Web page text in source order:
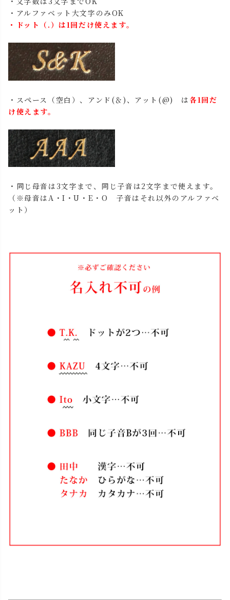
・アルファベット大文字のみOK
・ドット（.）は1回だけ使えます。
・スペース（空白）、アンド(＆)、アット(@) は各1回だ
け使えます。
・同じ母音は3文字まで、同じ子音は2文字まで使えます。
（※母音はA・I・U・E・O 子音はそれ以外のアルファベ
ット）